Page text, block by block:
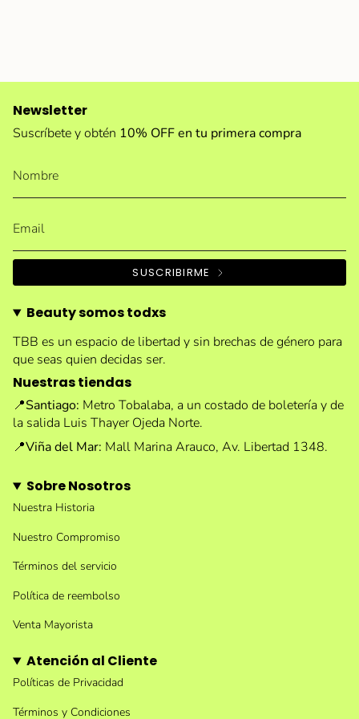
Newsletter
Suscríbete y obtén 10% OFF en tu primera compra
SUSCRIBIRME
Beauty somos todxs
TBB es un espacio de libertad y sin brechas de género para
que seas quien decidas ser.
Nuestras tiendas
📍Santiago: Metro Tobalaba, a un costado de boletería y de
la salida Luis Thayer Ojeda Norte.
📍Viña del Mar: Mall Marina Arauco, Av. Libertad 1348.
Sobre Nosotros
Nuestra Historia
Nuestro Compromiso
Términos del servicio
Política de reembolso
Venta Mayorista
Atención al Cliente
Políticas de Privacidad
Términos y Condiciones